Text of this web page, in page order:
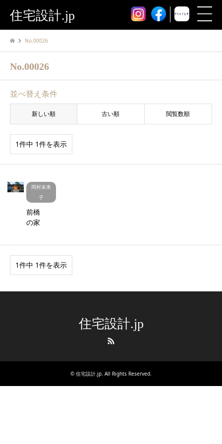
住宅設計.jp
No.00026
No.00026
並べ替え条件
新しい順 古い順 閲覧数順
1件中 1件を表示
岡村未来
子
前橋
の家
1件中 1件を表示
住宅設計.jp
© 住宅設計.jp. All Rights Reserved.